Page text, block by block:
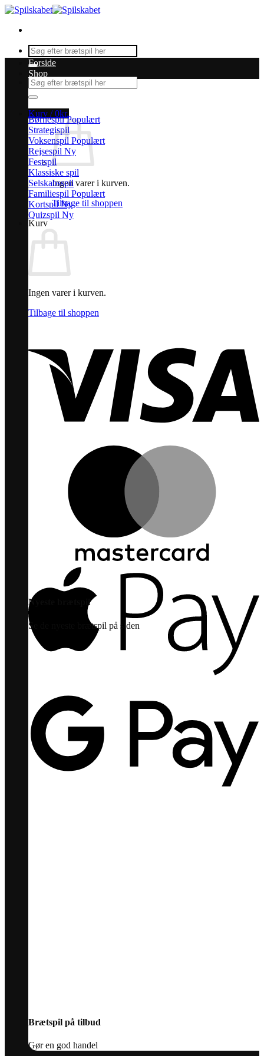
Fortsæt
indhold
Søg
efter:
Søg
efter:
Kurv /0kr.
Ingen varer i kurven.
Tilbage til shoppen
Kurv
Ingen varer i kurven.
Tilbage til shoppen
Forside
Shop
Børnespil
Strategispil
Voksenspil
Rejsespil
Festspil
Klassiske spil
Selskabsspil
Familiespil
Kortspil
Quizspil
Nyeste brætspil
Se de nyeste brætspil på siden
Brætspil på tilbud
Gør en god handel